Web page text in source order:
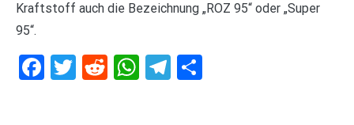
Kraftstoff auch die Bezeichnung „ROZ 95“ oder „Super
95“.
Facebook
Twitter
RedditWhatsApp
Telegram